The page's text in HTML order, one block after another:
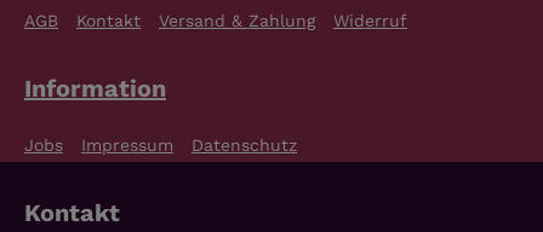
Ich habe dieDatenschutzbestimmungen
mit ihnen einverstanden.
AGB Kontakt Versand & Zahlung Widerruf
Information
Jobs Impressum Datenschutz
Kontakt